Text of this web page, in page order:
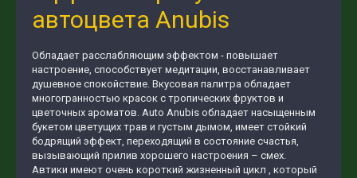
автоцвета Anubis
Обладает расслабляющим эффектом - повышает
настроение, способствует медитации, восстанавливает
душевное спокойствие. Вкусовая палитра обладает
многогранностью красок с тропических фруктов и
цветочных ароматов. Auto Anubis обладает насыщенным
букетом цветущих трав и густым дымом, имеет стойкий
бодрящий эффект, переходящий в состояние счастья,
вызывающий прилив хорошего настроения – смех.
Автики имеют очень короткий жизненный цикл , который